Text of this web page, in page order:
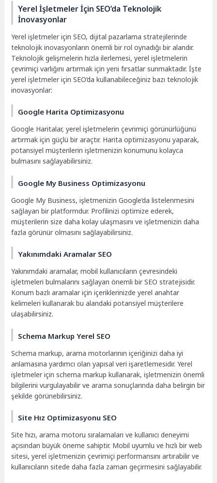
Yerel İşletmeler İçin SEO’da Teknolojik
İnovasyonlar
Yerel işletmeler için SEO, dijital pazarlama stratejilerinde
teknolojik inovasyonların önemli bir rol oynadığı bir alandır.
Teknolojik gelişmelerin hızla ilerlemesi, yerel işletmelerin
çevrimiçi varlığını artırmak için yeni fırsatlar sunmaktadır. İşte
yerel işletmeler için SEO’da kullanabileceğiniz bazı teknolojik
inovasyonlar:
Google Harita Optimizasyonu
Google Haritalar, yerel işletmelerin çevrimiçi görünürlüğünü
artırmak için güçlü bir araçtır. Harita optimizasyonu yaparak,
potansiyel müşterilerin işletmenizin konumunu kolayca
bulmasını sağlayabilirsiniz.
Google My Business Optimizasyonu
Google My Business, işletmenizin Google’da listelenmesini
sağlayan bir platformdur. Profilinizi optimize ederek,
müşterilerin size daha kolay ulaşmasını ve işletmenizin daha
fazla görünür olmasını sağlayabilirsiniz.
Yakınımdaki Aramalar SEO
Yakınımdaki aramalar, mobil kullanıcıların çevresindeki
işletmeleri bulmalarını sağlayan önemli bir SEO stratejisidir.
Konum bazlı aramalar için içeriklerinizde yerel anahtar
kelimeleri kullanarak bu alandaki potansiyel müşterilere
ulaşabilirsiniz.
Schema Markup Yerel SEO
Schema markup, arama motorlarının içeriğinizi daha iyi
anlamasına yardımcı olan yapısal veri işaretlemesidir. Yerel
işletmeler için schema markup kullanarak, işletmenizin önemli
bilgilerini vurgulayabilir ve arama sonuçlarında daha belirgin bir
şekilde görünebilirsiniz.
Site Hız Optimizasyonu SEO
Site hızı, arama motoru sıralamaları ve kullanıcı deneyimi
açısından büyük öneme sahiptir. Mobil uyumlu ve hızlı bir web
sitesi, yerel işletmenizin çevrimiçi performansını artırabilir ve
kullanıcıların sitede daha fazla zaman geçirmesini sağlayabilir.